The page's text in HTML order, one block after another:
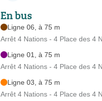
En bus
Ligne 06, à 75 m
Arrêt 4 Nations - 4 Place des 4
Ligne 01, à 75 m
Arrêt 4 Nations - 4 Place des 4
Ligne 03, à 75 m
Arrêt 4 Nations - 4 Place des 4